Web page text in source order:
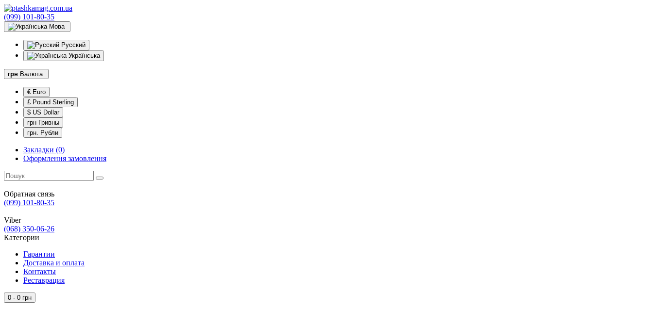
(099) 101-80-35
Мова
Русский
Українська
грн Валюта
€ Euro
£ Pound Sterling
$ US Dollar
грн Гривны
грн. Рубли
Закладки (0)
Оформлення замовлення
Обратная связь
(099) 101-80-35
Viber
(068) 350-06-26
Категории
Гарантии
Доставка и оплата
Контакты
Реставрация
0 - 0 грн